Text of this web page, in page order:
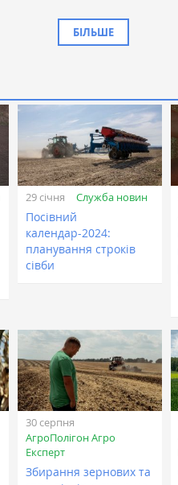
БІЛЬШЕ
29 січня Служба новин
Посівний
календар-2024:
планування строків
сівби
30 серпня
АгроПолігон Агро
Експерт
Збирання зернових та